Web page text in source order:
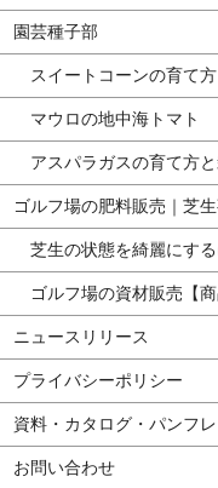
園芸種子部
スイートコーンの育て
マウロの地中海トマト
アスパラガスの育て方
ゴルフ場の肥料販売｜芝
芝生の状態を綺麗にす
ゴルフ場の資材販売【商
ニュースリリース
プライバシーポリシー
資料・カタログ・パンフ
お問い合わせ